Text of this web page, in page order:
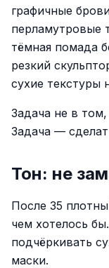
графичные
перламутровые
тёмная помада
резкий
сухие текстуры
Задача не в
Задача —
Тон: не
После 35
чем хотелось
подчёркивать
маски.